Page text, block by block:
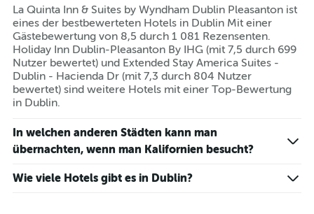
La Quinta Inn & Suites by Wyndham Dublin Pleasanton ist
eines der bestbewerteten Hotels in Dublin Mit einer
Gästebewertung von 8,5 durch 1 081 Rezensenten.
Holiday Inn Dublin-Pleasanton By IHG (mit 7,5 durch 699
Nutzer bewertet) und Extended Stay America Suites -
Dublin - Hacienda Dr (mit 7,3 durch 804 Nutzer
bewertet) sind weitere Hotels mit einer Top-Bewertung
in Dublin.
In welchen anderen Städten kann man
übernachten, wenn man Kalifornien besucht?
Wie viele Hotels gibt es in Dublin?